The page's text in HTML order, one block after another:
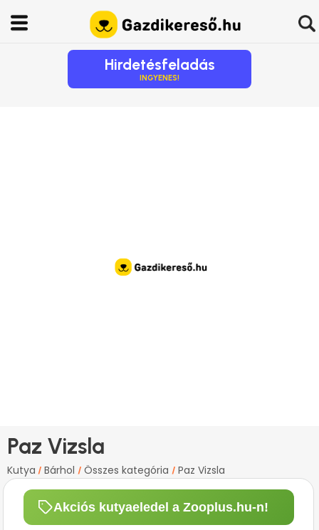
Hirdetésfeladás
INGYENES!
Paz Vizsla
Kutya / Bárhol / Összes kategória / Paz Vizsla
Akciós kutyaeledel a Zooplus.hu-n!